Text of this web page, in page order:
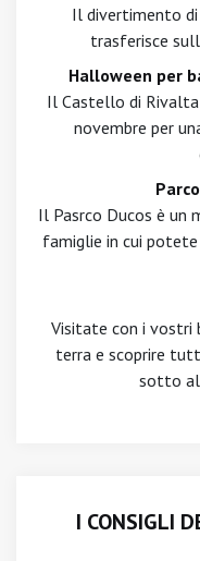
Il divertimento di
trasferisce
Halloween per
Il Castello di
novembre per
Il Pasrco Ducos è un
famiglie in cui
Visitate con i vostri
terra e scoprire
sotto
I CONSIGLI